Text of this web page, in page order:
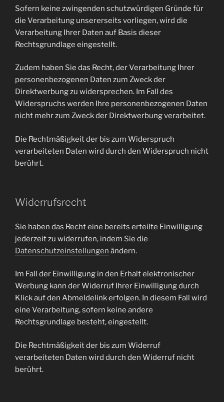
Sofern keine zwingenden schutzwürdigen Gründe für
die Verarbeitung unsererseits vorliegen, wird die
Verarbeitung Ihrer Daten auf Basis dieser
Rechtsgrundlage eingestellt.
Zudem haben Sie das Recht, der Verarbeitung Ihrer
personenbezogenen Daten zum Zweck der
Direktwerbung zu widersprechen. Im Fall des
Widerspruchs werden Ihre personenbezogenen Daten
nicht mehr zum Zweck der Direktwerbung verarbeitet.
Die Rechtmäßigkeit der bis zum Widerspruch
verarbeiteten Daten wird durch den Widerspruch nicht
berührt.
Widerrufsrecht
Sie haben das Recht eine bereits erteilte Einwilligung
jederzeit zu widerrufen, indem Sie die
Datenschutzeinstellungen ändern.
Im Fall der Einwilligung in den Erhalt elektronischer
Werbung kann der Widerruf Ihrer Einwilligung durch
Klick auf den Abmeldelink erfolgen. In diesem Fall wird
eine Verarbeitung, sofern keine andere
Rechtsgrundlage besteht, eingestellt.
Die Rechtmäßigkeit der bis zum Widerruf
verarbeiteten Daten wird durch den Widerruf nicht
berührt.